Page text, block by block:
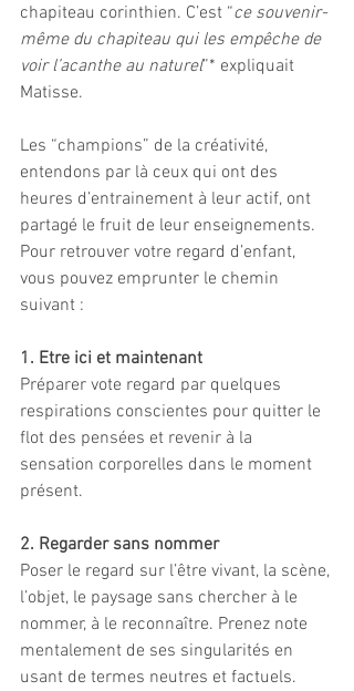
chapiteau corinthien. C’est “ce souvenir-
même du chapiteau qui les empêche de
voir l’acanthe au naturel”* expliquait
Matisse.
Les “champions” de la créativité,
entendons par là ceux qui ont des
heures d’entrainement à leur actif, ont
partagé le fruit de leur enseignements.
Pour retrouver votre regard d’enfant,
vous pouvez emprunter le chemin
suivant :
1. Etre ici et maintenant
Préparer vote regard par quelques
respirations conscientes pour quitter le
flot des pensées et revenir à la
sensation corporelles dans le moment
présent.
2. Regarder sans nommer
Poser le regard sur l’être vivant, la scène,
l’objet, le paysage sans chercher à le
nommer, à le reconnaître. Prenez note
mentalement de ses singularités en
usant de termes neutres et factuels.